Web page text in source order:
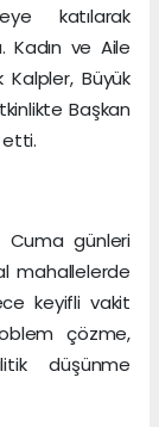
katılarak
Kadın ve Aile
Kalpler, Büyük
Başkan
etti.
Cuma günleri
mahallelerde
keyifli vakit
çözme,
düşünme